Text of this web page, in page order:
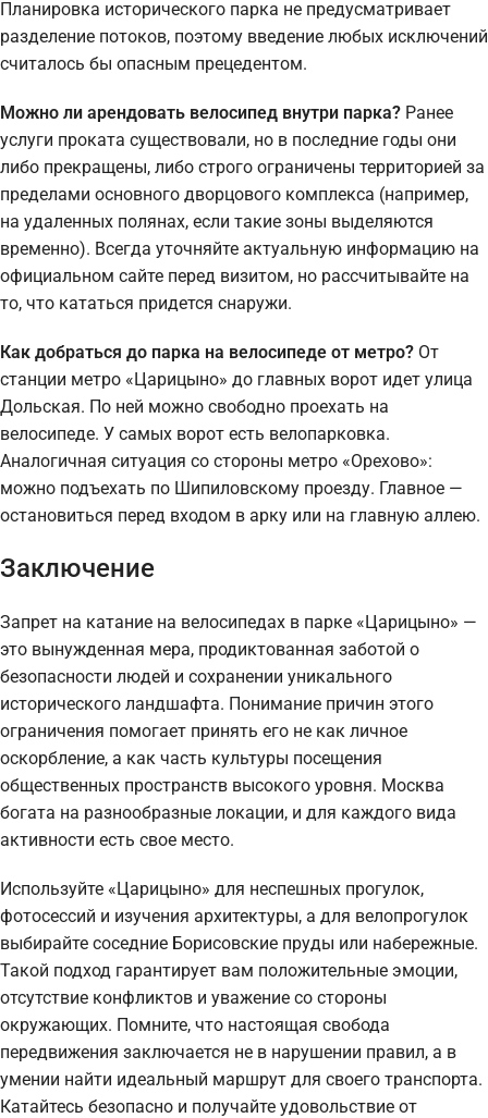
Планировка исторического парка не предусматривает
разделение потоков, поэтому введение любых исключений
считалось бы опасным прецедентом.
Можно ли арендовать велосипед внутри парка? Ранее
услуги проката существовали, но в последние годы они
либо прекращены, либо строго ограничены территорией за
пределами основного дворцового комплекса (например,
на удаленных полянах, если такие зоны выделяются
временно). Всегда уточняйте актуальную информацию на
официальном сайте перед визитом, но рассчитывайте на
то, что кататься придется снаружи.
Как добраться до парка на велосипеде от метро? От
станции метро «Царицыно» до главных ворот идет улица
Дольская. По ней можно свободно проехать на
велосипеде. У самых ворот есть велопарковка.
Аналогичная ситуация со стороны метро «Орехово»:
можно подъехать по Шипиловскому проезду. Главное —
остановиться перед входом в арку или на главную аллею.
Заключение
Запрет на катание на велосипедах в парке «Царицыно» —
это вынужденная мера, продиктованная заботой о
безопасности людей и сохранении уникального
исторического ландшафта. Понимание причин этого
ограничения помогает принять его не как личное
оскорбление, а как часть культуры посещения
общественных пространств высокого уровня. Москва
богата на разнообразные локации, и для каждого вида
активности есть свое место.
Используйте «Царицыно» для неспешных прогулок,
фотосессий и изучения архитектуры, а для велопрогулок
выбирайте соседние Борисовские пруды или набережные.
Такой подход гарантирует вам положительные эмоции,
отсутствие конфликтов и уважение со стороны
окружающих. Помните, что настоящая свобода
передвижения заключается не в нарушении правил, а в
умении найти идеальный маршрут для своего транспорта.
Катайтесь безопасно и получайте удовольствие от